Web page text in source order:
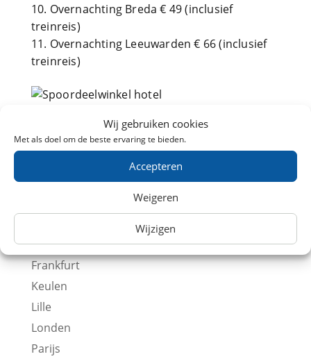
Wij gebruiken cookies
Met als doel om de beste ervaring te bieden.
Accepteren
Weigeren
Wijzigen
Overnachting Breda € 49 (inclusief
treinreis)
Overnachting Leeuwarden € 66 (inclusief
treinreis)
Antwerpen
Düsseldorf
Frankfurt
Keulen
Lille
Londen
Parijs